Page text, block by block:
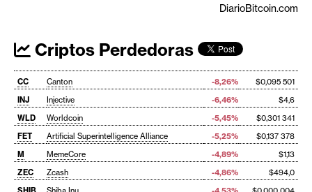
DiarioBitcoin.com
Criptos Perdedoras
CC Canton -8,26%
$0,095 501
INJ
Injective -6,46%
$4,6
WLD
Worldcoin -5,45%
$0,301 341
FET
Artificial Superintelligence Alliance -5,25%
$0,137 378
M
MemeCore -4,89%
$1,13
ZEC
Zcash -4,86%
$494,0